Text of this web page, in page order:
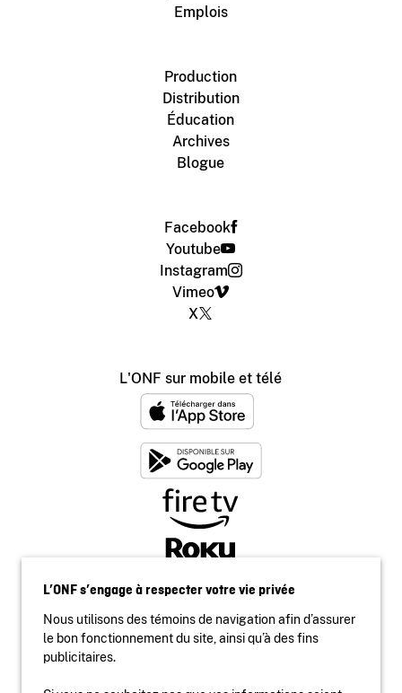
Emplois
Production
Distribution
Éducation
Archives
Blogue
Facebook
Youtube
Instagram
Vimeo
X
L'ONF sur mobile et télé
L’ONF s’engage à respecter votre vie privée
Nous utilisons des témoins de navigation afin d’assurer
le bon fonctionnement du site, ainsi qu’à des fins
publicitaires.